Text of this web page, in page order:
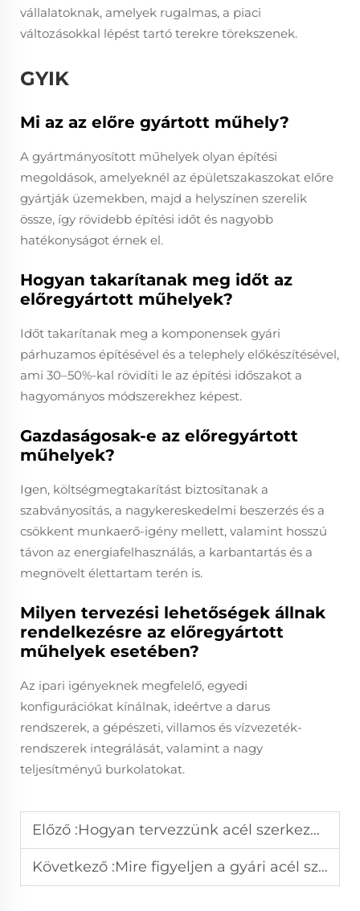
vállalatoknak, amelyek rugalmas, a piaci
változásokkal lépést tartó terekre törekszenek.
GYIK
Mi az az előre gyártott műhely?
A gyártmányosított műhelyek olyan építési
megoldások, amelyeknél az épületszakaszokat előre
gyártják üzemekben, majd a helyszínen szerelik
össze, így rövidebb építési időt és nagyobb
hatékonyságot érnek el.
Hogyan takarítanak meg időt az
előregyártott műhelyek?
Időt takarítanak meg a komponensek gyári
párhuzamos építésével és a telephely előkészítésével,
ami 30–50%-kal rövidíti le az építési időszakot a
hagyományos módszerekhez képest.
Gazdaságosak-e az előregyártott
műhelyek?
Igen, költségmegtakarítást biztosítanak a
szabványosítás, a nagykereskedelmi beszerzés és a
csökkent munkaerő-igény mellett, valamint hosszú
távon az energiafelhasználás, a karbantartás és a
megnövelt élettartam terén is.
Milyen tervezési lehetőségek állnak
rendelkezésre az előregyártott
műhelyek esetében?
Az ipari igényeknek megfelelő, egyedi
konfigurációkat kínálnak, ideértve a darus
rendszerek, a gépészeti, villamos és vízvezeték-
rendszerek integrálását, valamint a nagy
teljesítményű burkolatokat.
Előző :Hogyan tervezzünk acél szerkezetű repülőgép-hangárokat nagy méretű repülőgépek tárolására?
Következő :Mire figyeljen a gyári acél szerkezet kiválasztásakor?